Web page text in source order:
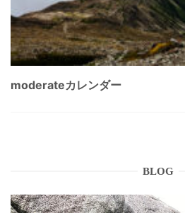
moderateカレンダー
BLOG